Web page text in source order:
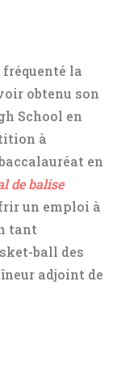
la
obtenu son
School en
à
en
de balise
un emploi à
tant
ball des
adjoint de